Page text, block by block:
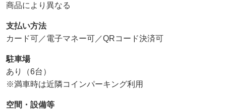
商品により異なる
支払い方法
カード可／電子マネー可／QRコード決済可
駐車場
あり（6台）
※満車時は近隣コインパーキング利用
空間・設備等